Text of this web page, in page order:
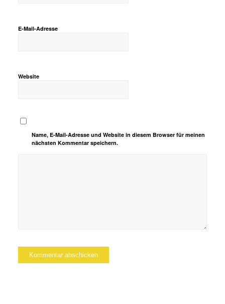
E-Mail-Adresse
Website
Name, E-Mail-Adresse und Website in diesem Browser für meinen
nächsten Kommentar speichern.